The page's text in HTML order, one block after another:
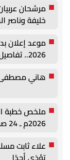
مرشحان
خليفة وناصر
موعد إعلان
2026.. تفاصيل
هاني مصطفى
2026م ـ 24 صفر 1448هـ
علاء ثابت